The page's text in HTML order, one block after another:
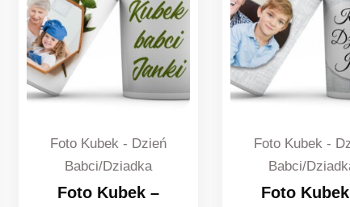
Foto Kubek - Dzień
Babci/Dziadka
Foto Kubek –
Foto Kubek -
Babci/
Foto